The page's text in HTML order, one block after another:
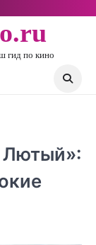
гид по кино
Лютый»: